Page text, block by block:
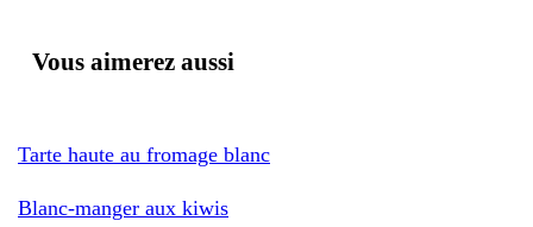
Vous aimerez aussi
Tarte haute au fromage blanc
Blanc-manger aux kiwis